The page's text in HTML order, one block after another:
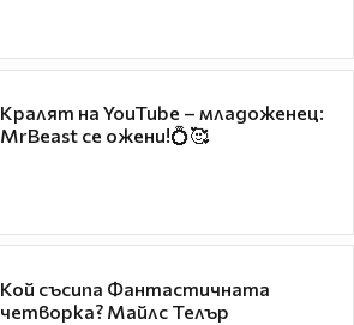
Кралят на YouTube – младоженец:
MrBeast се ожени!💍🥰
Кой съсипа Фантастичната
четворка? Майлс Телър